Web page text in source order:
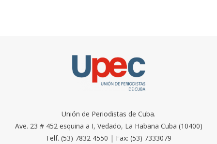
Unión de Periodistas de Cuba.
Ave. 23 # 452 esquina a I, Vedado, La Habana Cuba (10400)
Telf. (53) 7832 4550 | Fax: (53) 7333079